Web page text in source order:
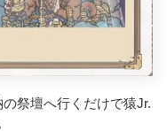
祭壇へ行くだけで猿Jr.